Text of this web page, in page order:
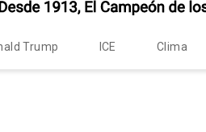
Trump ICE Clima